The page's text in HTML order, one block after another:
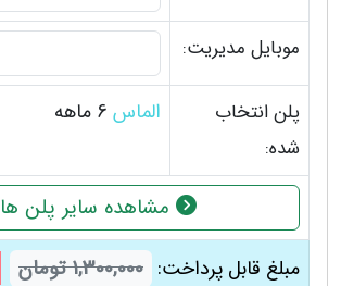
موبایل مدیریت:
پلن انتخاب
شده:
الماس
مشاهده سایر پلن ها
مبلغ قابل پرداخت: 1,300,000 تومان